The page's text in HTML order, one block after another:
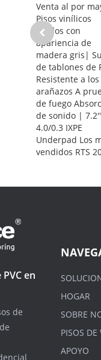
Venta al por
Pisos vinílicos
rígidos con
apariencia de
madera gris|
de tablones de
Resistente a los
arañazos A
de fuego
de sonido |
4.0/0.3 IXPE
Underpad Los
vendidos RTS
en
de
HOGAR
SOBRE
PISOS DE
APOYO